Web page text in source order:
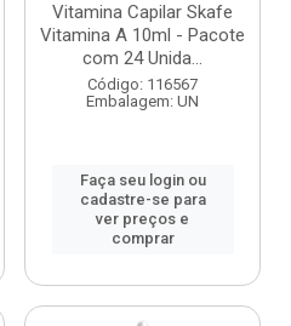
Vitamina Capilar Skafe
Vitamina A 10ml - Pacote
com 24 Unida...
Código: 116567
Embalagem: UN
Faça seu login ou
cadastre-se para
ver preços e
comprar